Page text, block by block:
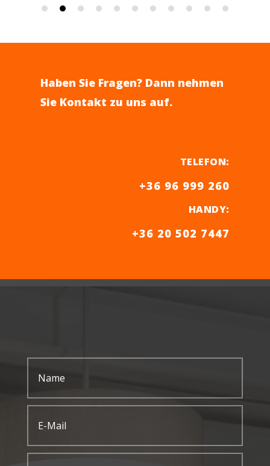
Haben Sie Fragen? Dann nehmen
Sie Kontakt zu uns auf.
TELEFON:
+36 96 999 260
HANDY:
+36 20 502 7447